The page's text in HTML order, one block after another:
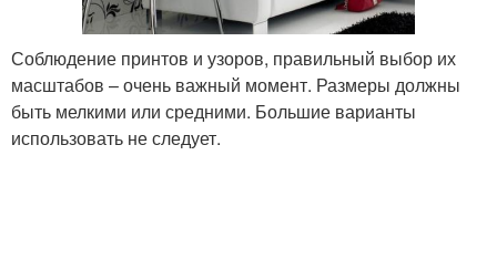
Соблюдение принтов и узоров, правильный выбор их
масштабов – очень важный момент. Размеры должны
быть мелкими или средними. Большие варианты
использовать не следует.